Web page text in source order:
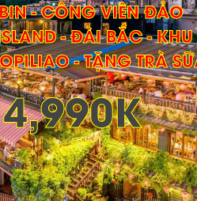
- CÔNG VIÊN ĐẢO
- ĐÀI BẮC - KHU
- TẶNG TRÀ